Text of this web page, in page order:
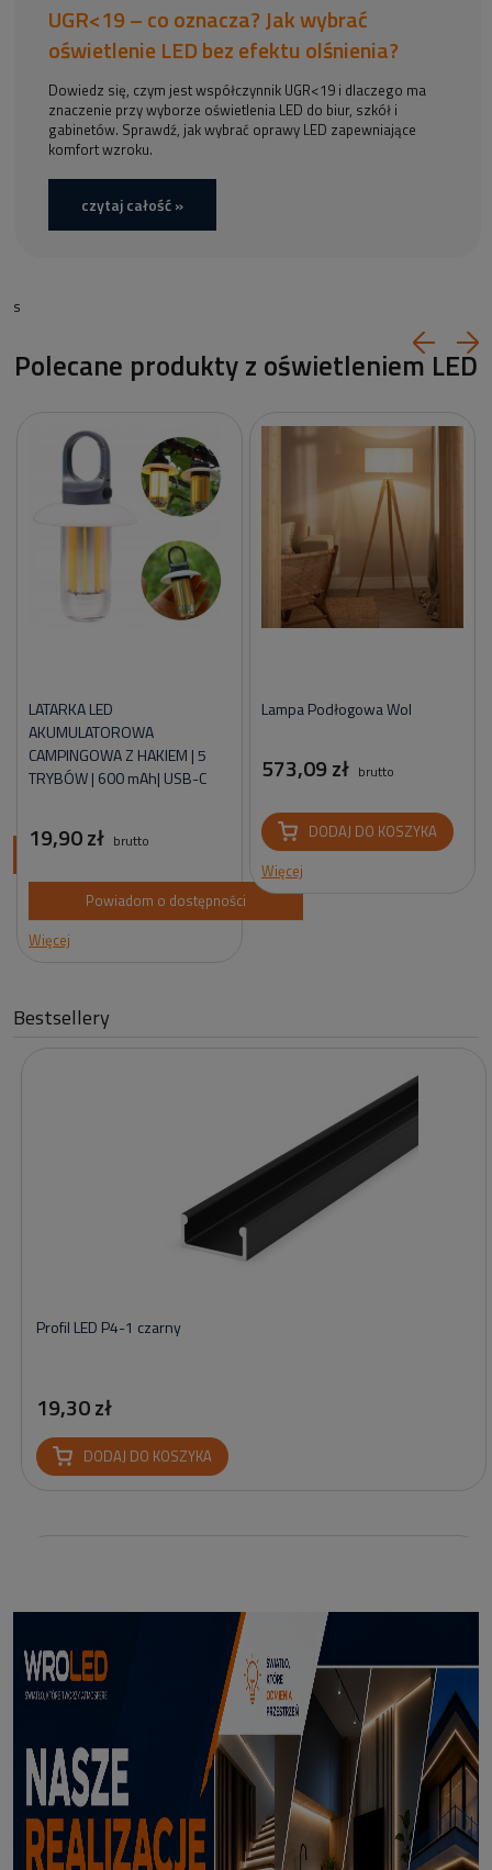
UGR<19 – co oznacza? Jak wybrać
oświetlenie LED bez efektu olśnienia?
Dowiedz się, czym jest współczynnik UGR<19 i dlaczego ma
znaczenie przy wyborze oświetlenia LED do biur, szkół i
gabinetów. Sprawdź, jak wybrać oprawy LED zapewniające
komfort wzroku.
czytaj całość »
s
Polecane produkty z oświetleniem LED
LATARKA LED
AKUMULATOROWA
CAMPINGOWA Z HAKIEM | 5
TRYBÓW | 600 mAh| USB-C
19,90 zł brutto
Powiadom o dostępności
Więcej
Lampa Podłogowa Wol
573,09 zł brutto
DODAJ DO KOSZYKA
Więcej
Bestsellery
Profil LED P4-1 czarny
19,30 zł
DODAJ DO KOSZYKA
Profil led podtynkowy GK18-3 czarny 3m